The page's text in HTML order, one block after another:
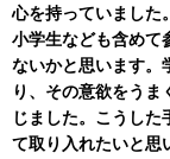
心を持っていました
小学生なども含めて
ないかと思います。
り、その意欲をう
じました。こうし
て取り入れたいと思